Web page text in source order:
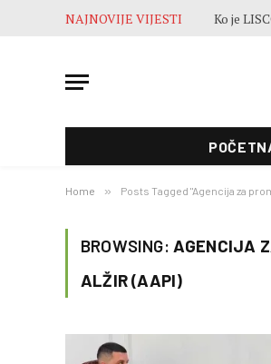
NAJNOVIJE VIJESTI
Home » Posts Tagged "Agencija za
BROWSING: AGENCIJA
ALŽIR (AAPI)